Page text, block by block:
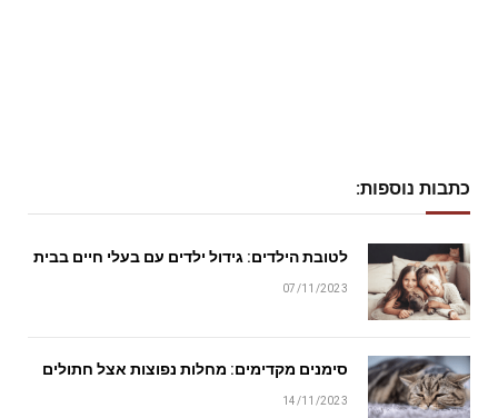
כתבות נוספות:
לטובת הילדים: גידול ילדים עם בעלי חיים בבית
07/11/2023
סימנים מקדימים: מחלות נפוצות אצל חתולים
14/11/2023